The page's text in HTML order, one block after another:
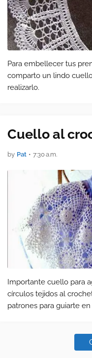
Para embellecer tus
comparto un lindo
realizarlo.
Cuello al
by Pat • 7:30 a.m.
Importante cuello para
círculos tejidos al
patrones para guiarte